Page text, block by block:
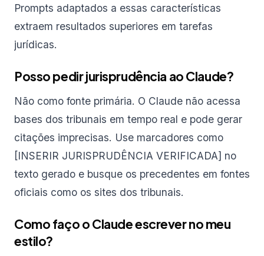
Prompts adaptados a essas características
extraem resultados superiores em tarefas
jurídicas.
Posso pedir jurisprudência ao Claude?
Não como fonte primária. O Claude não acessa
bases dos tribunais em tempo real e pode gerar
citações imprecisas. Use marcadores como
[INSERIR JURISPRUDÊNCIA VERIFICADA] no
texto gerado e busque os precedentes em fontes
oficiais como os sites dos tribunais.
Como faço o Claude escrever no meu
estilo?